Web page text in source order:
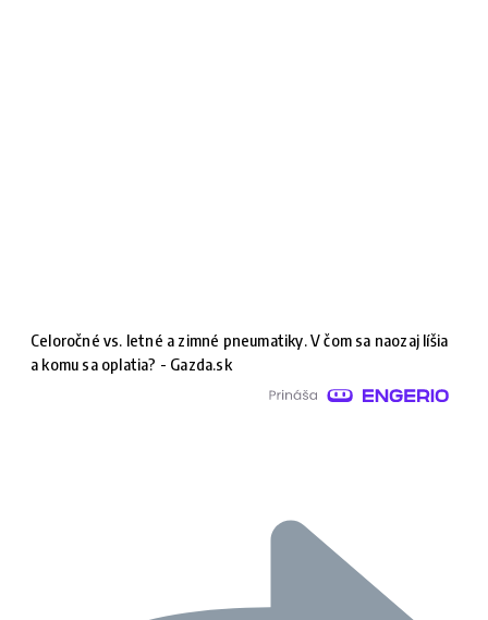
Celoročné vs. letné a zimné pneumatiky. V čom sa naozaj líšia
a komu sa oplatia? - Gazda.sk